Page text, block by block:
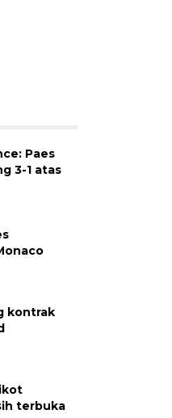
Paes
3-1 atas
kontrak
terbuka